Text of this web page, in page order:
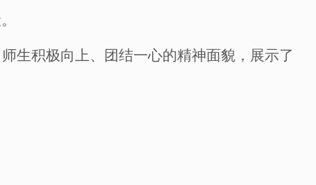
生积极向上、团结一心的精神面貌，展示了